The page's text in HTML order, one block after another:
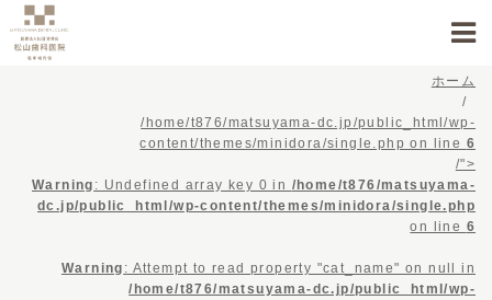
ホーム
/home/t876/matsuyama-dc.jp/public_html/wp-
content/themes/minidora/single.php on line 6
/">
Warning : Undefined array key 0 in /home/t876/matsuyama-
dc.jp/public_html/wp-content/themes/minidora/single.php
on line 6
Warning : Attempt to read property "cat_name" on null in
/home/t876/matsuyama-dc.jp/public_html/wp-